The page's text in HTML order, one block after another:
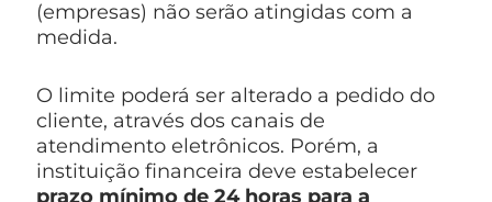
(empresas) não serão atingidas com a
medida.
O limite poderá ser alterado a pedido do
cliente, através dos canais de
atendimento eletrônicos. Porém, a
instituição financeira deve estabelecer
prazo mínimo de 24 horas para a